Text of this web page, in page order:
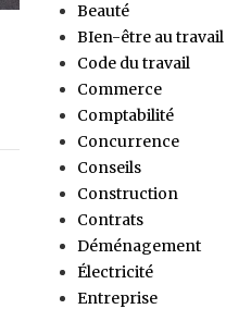
Beauté
BIen-être au travail
Code du travail
Commerce
Comptabilité
Concurrence
Conseils
Construction
Contrats
Déménagement
Électricité
Entreprise